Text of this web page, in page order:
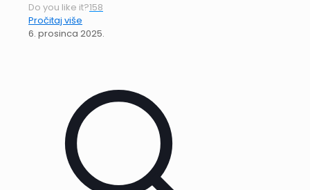
Do you like it?158
Pročitaj više
6. prosinca 2025.